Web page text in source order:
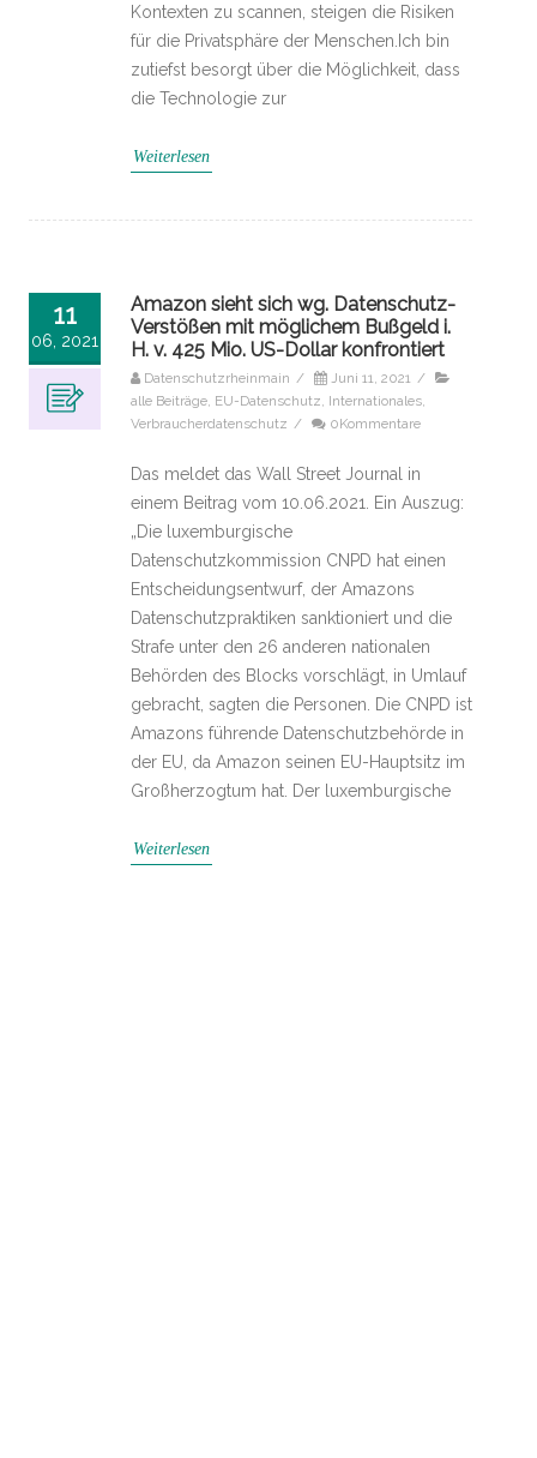
Kontexten zu scannen, steigen die Risiken
für die Privatsphäre der Menschen.Ich bin
zutiefst besorgt über die Möglichkeit, dass
die Technologie zur
Weiterlesen
11
06, 2021
Amazon sieht sich wg. Datenschutz-
Verstößen mit möglichem Bußgeld i.
H. v. 425 Mio. US-Dollar konfrontiert
Datenschutzrheinmain / Juni 11, 2021 /
alle Beiträge EU-Datenschutz Internationales
Verbraucherdatenschutz / 0Kommentare
Das meldet das Wall Street Journal in
einem Beitrag vom 10.06.2021. Ein Auszug:
„Die luxemburgische
Datenschutzkommission CNPD hat einen
Entscheidungsentwurf, der Amazons
Datenschutzpraktiken sanktioniert und die
Strafe unter den 26 anderen nationalen
Behörden des Blocks vorschlägt, in Umlauf
gebracht, sagten die Personen. Die CNPD ist
Amazons führende Datenschutzbehörde in
der EU, da Amazon seinen EU-Hauptsitz im
Großherzogtum hat. Der luxemburgische
Weiterlesen